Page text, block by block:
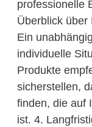
professionelle
Überblick über
Ein
individuelle
Produkte
sicherstellen,
finden, die auf
ist. 4.